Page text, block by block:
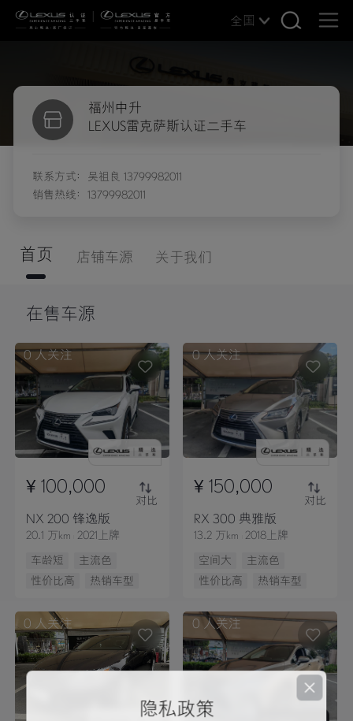
全国
隐私政策
福州中升
LEXUS雷克萨斯认证二手车
联系方式：吴祖良 13799982011
销售热线：13799982011
首页 店铺车源 关于我们
在售车源
0 人关注
¥ 100,000
对比
NX 200 锋逸版
20.1 万km 2021上牌
车龄短
主流色
性价比高
热销车型
0 人关注
¥ 150,000
对比
RX 300 典雅版
13.2 万km 2018上牌
空间大
主流色
性价比高
热销车型
0 人关注 0 人关注